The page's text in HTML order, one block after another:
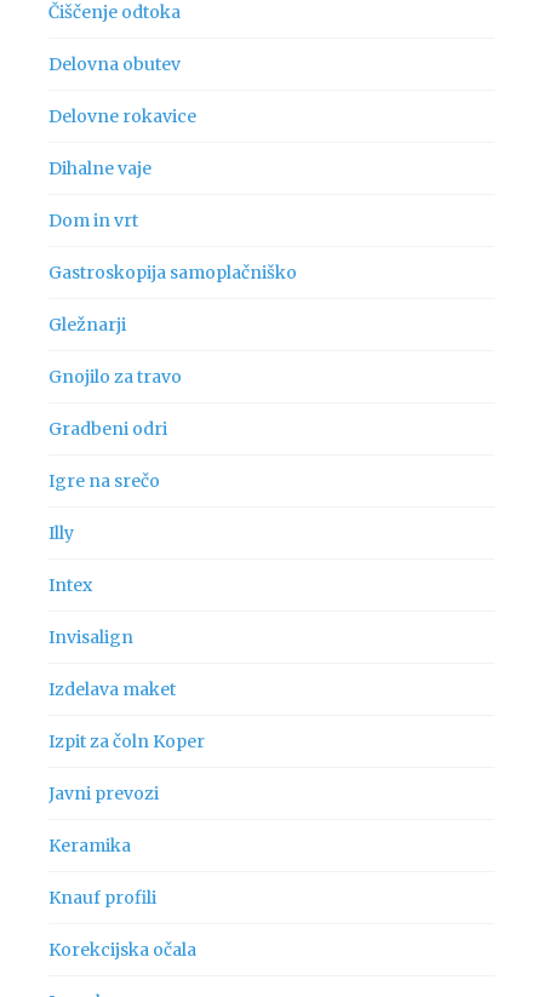
Čiščenje odtoka
Delovna obutev
Delovne rokavice
Dihalne vaje
Dom in vrt
Gastroskopija samoplačniško
Gležnarji
Gnojilo za travo
Gradbeni odri
Igre na srečo
Illy
Intex
Invisalign
Izdelava maket
Izpit za čoln Koper
Javni prevozi
Keramika
Knauf profili
Korekcijska očala